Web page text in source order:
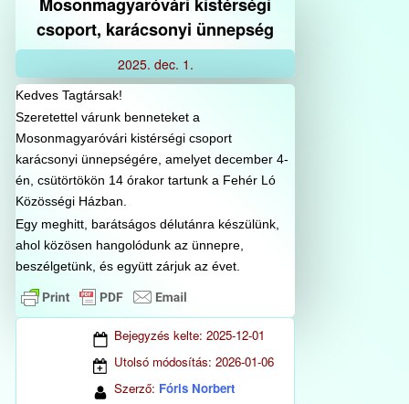
Mosonmagyaróvári kistérségi
csoport, karácsonyi ünnepség
2025. dec. 1.
Kedves Tagtársak!
Szeretettel várunk benneteket a
Mosonmagyaróvári kistérségi csoport
karácsonyi ünnepségére, amelyet december 4-
én, csütörtökön 14 órakor tartunk a Fehér Ló
Közösségi Házban.
Egy meghitt, barátságos délutánra készülünk,
ahol közösen hangolódunk az ünnepre,
beszélgetünk, és együtt zárjuk az évet.
Bejegyzés kelte: 2025-12-01
Utolsó módosítás: 2026-01-06
Szerző: Fóris Norbert